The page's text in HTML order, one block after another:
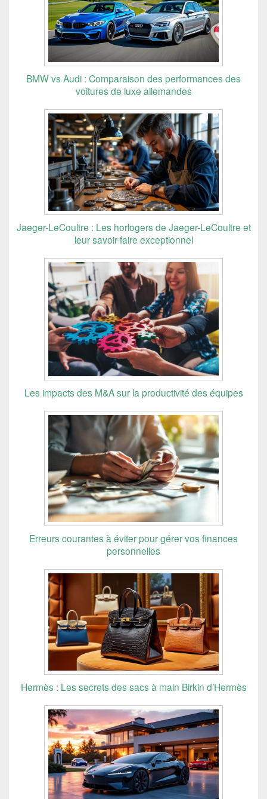
BMW vs Audi : Comparaison des performances des
voitures de luxe allemandes
Jaeger-LeCoultre : Les horlogers de Jaeger-LeCoultre et
leur savoir-faire exceptionnel
Les impacts des M&A sur la productivité des équipes
Erreurs courantes à éviter pour gérer vos finances
personnelles
Hermès : Les secrets des sacs à main Birkin d’Hermès